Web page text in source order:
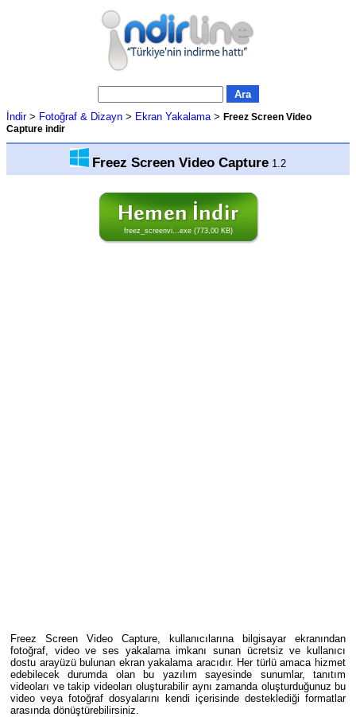
İndir> Fotoğraf & Dizayn > Ekran Yakalama> Freez Screen Video
Capture indir
Freez Screen Video Capture 1.2
freez_screenvi...exe (773,00 KB)
Freez Screen Video Capture, kullanıcılarına bilgisayar ekranından
fotoğraf, video ve ses yakalama imkanı sunan ücretsiz ve kullanıcı
dostu arayüzü bulunan ekran yakalama aracıdır. Her türlü amaca hizmet
edebilecek durumda olan bu yazılım sayesinde sunumlar, tanıtım
videoları ve takip videoları oluşturabilir aynı zamanda oluşturduğunuz bu
video veya fotoğraf dosyalarını kendi içerisinde desteklediği formatlar
arasında dönüştürebilirsiniz.